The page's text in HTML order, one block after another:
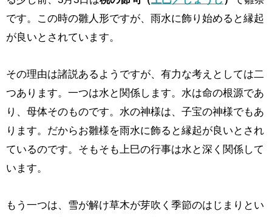
です。この時の雛人形ですが、雨水に飾り始めると縁起
が良いとされています。
その理由は諸説あるようですが、有力な考えとしては二
つあります。一つは水と関係します。水は命の根源であ
り、母体そのものです。水の神様は、子宝の神様でもあ
ります。だからお雛様を雨水に飾ると縁起が良いとされ
ているのです。そもそも上巳の行事は水と深く関係して
います。
もう一つは、雪が解け草木が芽吹く季節のはじまりとい